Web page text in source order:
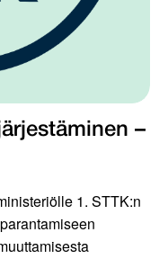
–
1. STTK:n